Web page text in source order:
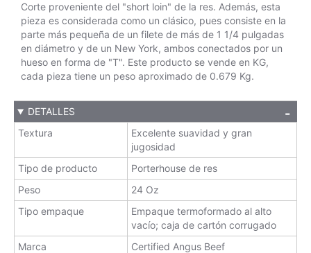
Corte proveniente del "short loin" de la res. Además, esta
pieza es considerada como un clásico, pues consiste en la
parte más pequeña de un filete de más de 1 1/4 pulgadas
en diámetro y de un New York, ambos conectados por un
hueso en forma de "T". Este producto se vende en KG,
cada pieza tiene un peso aproximado de 0.679 Kg.
DETALLES
Textura
Excelente suavidad y gran
jugosidad
Tipo de producto
Porterhouse de res
Peso
24 Oz
Tipo empaque
Empaque termoformado al alto
vacío; caja de cartón corrugado
Marca
Certified Angus Beef